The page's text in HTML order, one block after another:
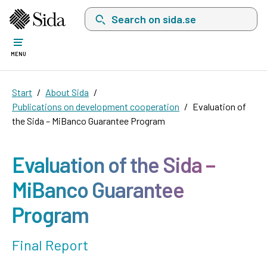
Search on sida.se, a list with search
MENU
Start
About Sida
Publications on development cooperation
Evaluation of
the Sida – MiBanco Guarantee Program
Evaluation of the Sida –
MiBanco Guarantee
Program
Final Report